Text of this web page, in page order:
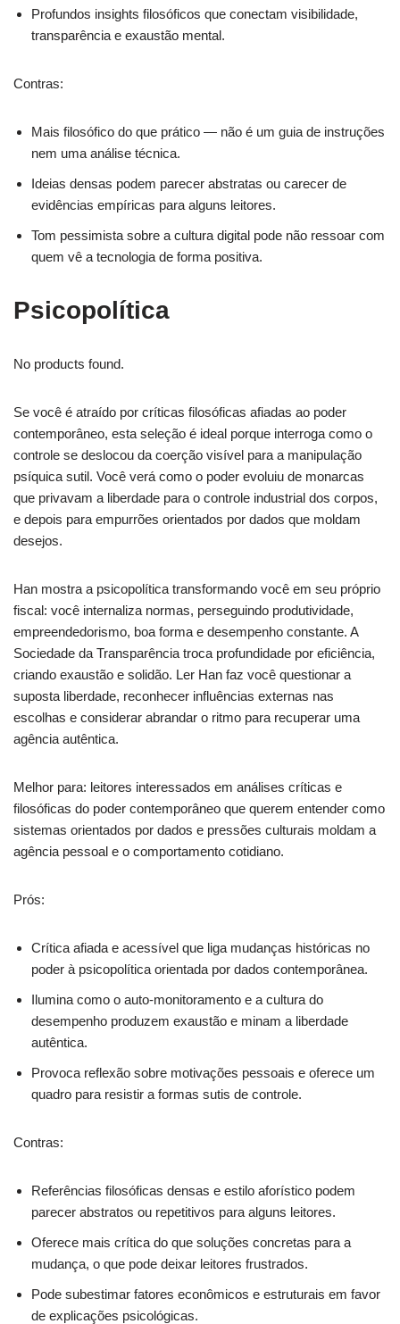
Profundos insights filosóficos que conectam visibilidade,
transparência e exaustão mental.
Contras:
Mais filosófico do que prático — não é um guia de instruções
nem uma análise técnica.
Ideias densas podem parecer abstratas ou carecer de
evidências empíricas para alguns leitores.
Tom pessimista sobre a cultura digital pode não ressoar com
quem vê a tecnologia de forma positiva.
Psicopolítica
No products found.
Se você é atraído por críticas filosóficas afiadas ao poder
contemporâneo, esta seleção é ideal porque interroga como o
controle se deslocou da coerção visível para a manipulação
psíquica sutil. Você verá como o poder evoluiu de monarcas
que privavam a liberdade para o controle industrial dos corpos,
e depois para empurrões orientados por dados que moldam
desejos.
Han mostra a psicopolítica transformando você em seu próprio
fiscal: você internaliza normas, perseguindo produtividade,
empreendedorismo, boa forma e desempenho constante. A
Sociedade da Transparência troca profundidade por eficiência,
criando exaustão e solidão. Ler Han faz você questionar a
suposta liberdade, reconhecer influências externas nas
escolhas e considerar abrandar o ritmo para recuperar uma
agência autêntica.
Melhor para: leitores interessados em análises críticas e
filosóficas do poder contemporâneo que querem entender como
sistemas orientados por dados e pressões culturais moldam a
agência pessoal e o comportamento cotidiano.
Prós:
Crítica afiada e acessível que liga mudanças históricas no
poder à psicopolítica orientada por dados contemporânea.
Ilumina como o auto-monitoramento e a cultura do
desempenho produzem exaustão e minam a liberdade
autêntica.
Provoca reflexão sobre motivações pessoais e oferece um
quadro para resistir a formas sutis de controle.
Contras:
Referências filosóficas densas e estilo aforístico podem
parecer abstratos ou repetitivos para alguns leitores.
Oferece mais crítica do que soluções concretas para a
mudança, o que pode deixar leitores frustrados.
Pode subestimar fatores econômicos e estruturais em favor
de explicações psicológicas.